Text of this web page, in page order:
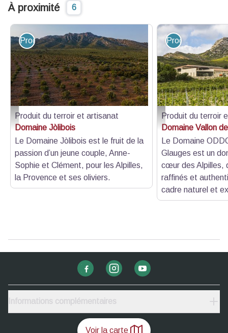
Voir la carte
À proximité 6
Domaine Jòlibois_Eyguières - Domaine Jòlibois
Produit du terroir et artisanat
Produit du terroir et artisanat
Domaine Jòlibois
Le Domaine Jòlibois est le fruit de la
passion d’un jeune couple, Anne-
Sophie et Clément, pour les Alpilles,
la Provence et ses oliviers.
Domaine Vallon des
Produit du
Produit du terroir
Domaine Vallon
Le Domaine
Glauges est un
cœur des Alpilles,
raffinés et
cadre naturel et
Informations complémentaires